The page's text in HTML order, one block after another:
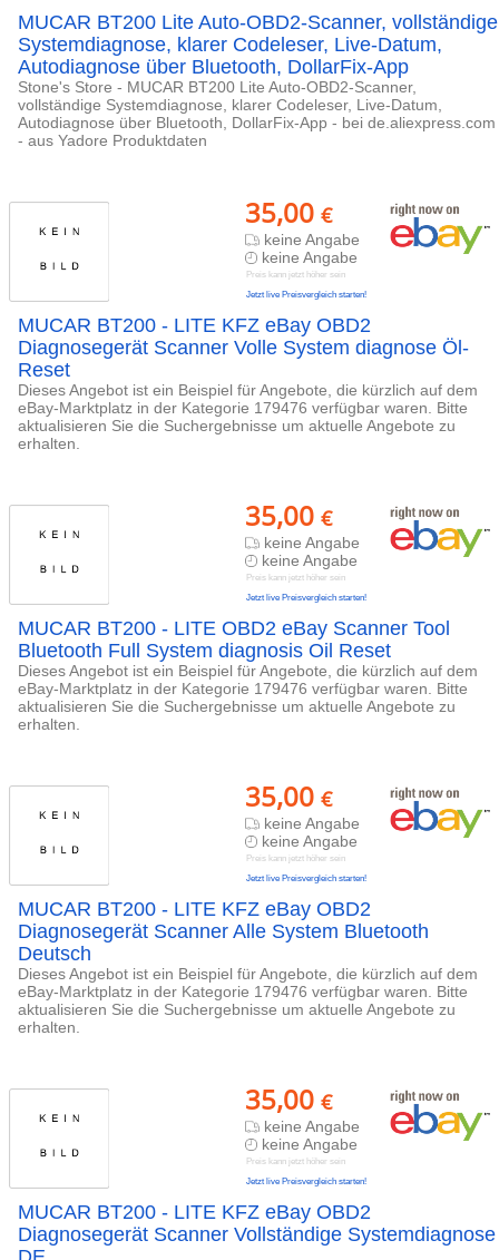
MUCAR BT200 Lite Auto-OBD2-Scanner, vollständige
Systemdiagnose, klarer Codeleser, Live-Datum,
Autodiagnose über Bluetooth, DollarFix-App
Stone's Store - MUCAR BT200 Lite Auto-OBD2-Scanner,
vollständige Systemdiagnose, klarer Codeleser, Live-Datum,
Autodiagnose über Bluetooth, DollarFix-App - bei de.aliexpress.com
- aus Yadore Produktdaten
35,00 €
keine Angabe
keine Angabe
Preis kann jetzt höher sein
Jetzt live Preisvergleich starten!
MUCAR BT200 - LITE KFZ eBay OBD2
Diagnosegerät Scanner Volle System diagnose Öl-
Reset
Dieses Angebot ist ein Beispiel für Angebote, die kürzlich auf dem
eBay-Marktplatz in der Kategorie 179476 verfügbar waren. Bitte
aktualisieren Sie die Suchergebnisse um aktuelle Angebote zu
erhalten.
35,00 €
keine Angabe
keine Angabe
Preis kann jetzt höher sein
Jetzt live Preisvergleich starten!
MUCAR BT200 - LITE OBD2 eBay Scanner Tool
Bluetooth Full System diagnosis Oil Reset
Dieses Angebot ist ein Beispiel für Angebote, die kürzlich auf dem
eBay-Marktplatz in der Kategorie 179476 verfügbar waren. Bitte
aktualisieren Sie die Suchergebnisse um aktuelle Angebote zu
erhalten.
35,00 €
keine Angabe
keine Angabe
Preis kann jetzt höher sein
Jetzt live Preisvergleich starten!
MUCAR BT200 - LITE KFZ eBay OBD2
Diagnosegerät Scanner Alle System Bluetooth
Deutsch
Dieses Angebot ist ein Beispiel für Angebote, die kürzlich auf dem
eBay-Marktplatz in der Kategorie 179476 verfügbar waren. Bitte
aktualisieren Sie die Suchergebnisse um aktuelle Angebote zu
erhalten.
35,00 €
keine Angabe
keine Angabe
Preis kann jetzt höher sein
Jetzt live Preisvergleich starten!
MUCAR BT200 - LITE KFZ eBay OBD2
Diagnosegerät Scanner Vollständige Systemdiagnose